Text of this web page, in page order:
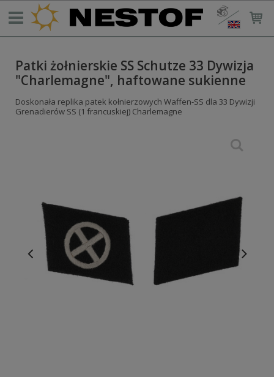
Patki żołnierskie SS Schutze 33 Dywizja
"Charlemagne", haftowane sukienne
Doskonała replika patek kołnierzowych Waffen-SS dla 33 Dywizji
Grenadierów SS (1 francuskiej) Charlemagne